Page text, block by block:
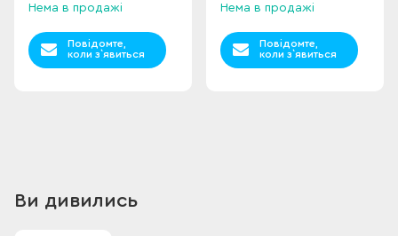
Нема в продажі
Повідомте,
коли з`явиться
Нема в продажі
Повідомте,
коли з`явиться
Ви дивились